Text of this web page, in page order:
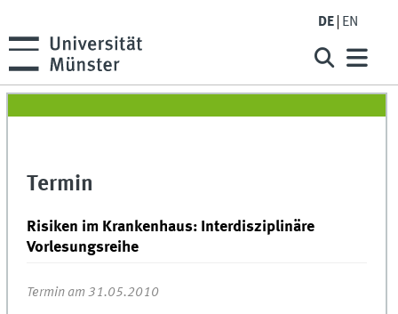
DE EN
Termin
Risiken im Krankenhaus: Interdisziplinäre
Vorlesungsreihe
Termin am 31.05.2010